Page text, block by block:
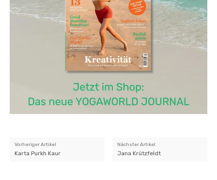
Vorheriger Artikel
Karta Purkh Kaur
Nächster Artikel
Jana Krützfeldt